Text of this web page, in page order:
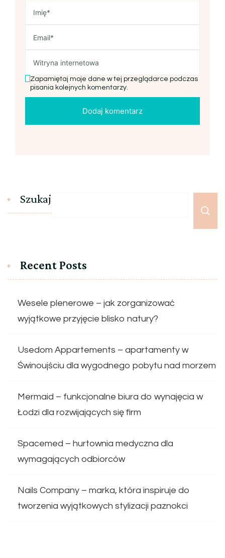
Zapamiętaj moje dane w tej przeglądarce podczas
pisania kolejnych komentarzy.
Szukaj
Recent Posts
Wesele plenerowe – jak zorganizować
wyjątkowe przyjęcie blisko natury?
Usedom Appartements – apartamenty w
Świnoujściu dla wygodnego pobytu nad morzem
Mermaid – funkcjonalne biura do wynajęcia w
Łodzi dla rozwijających się firm
Spacemed – hurtownia medyczna dla
wymagających odbiorców
Nails Company – marka, która inspiruje do
tworzenia wyjątkowych stylizacji paznokci